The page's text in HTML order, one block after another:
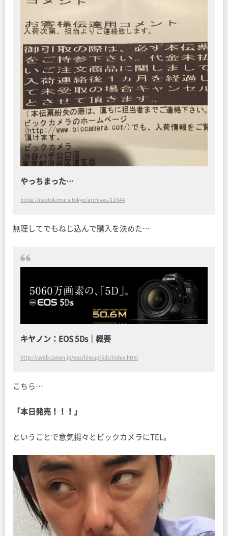
やっちまった…
https://naotokimura.tokyo/archives/11644
無理してでもねじ込んで購入を決めた…
キヤノン：EOS 5Ds｜概要
http://cweb.canon.jp/eos/lineup/5ds/index.html
こちら…
「本日発売！！！」
ということで意気揚々とビックカメラにTEL。